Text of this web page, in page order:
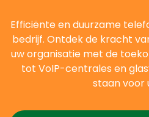
Efficiënte en duurzame
bedrijf. Ontdek de kracht
uw organisatie met de
tot VoIP-centrales en
staan voor